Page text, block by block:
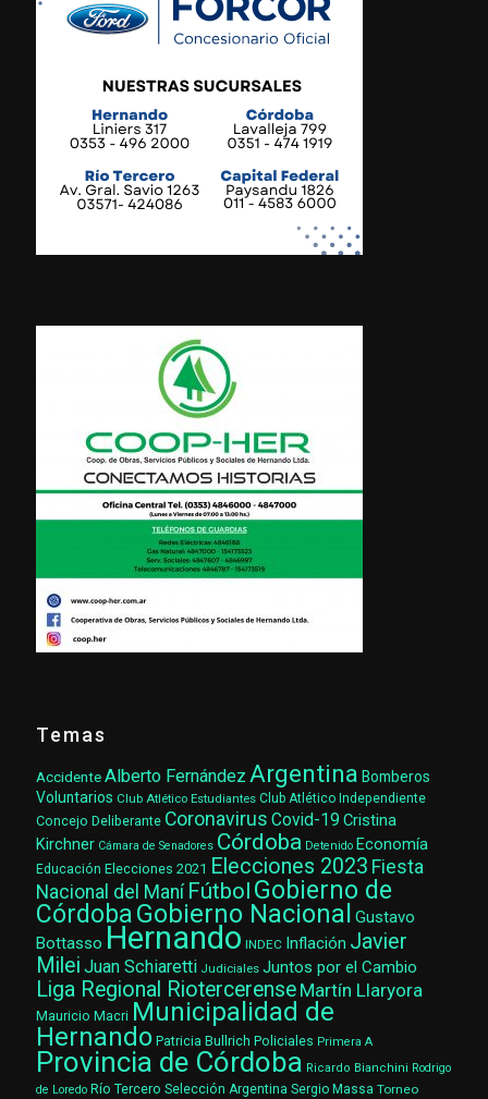
Temas
AccidenteAlberto Fernández Argentina Bomberos
Voluntarios Club Atlético Estudiantes Club Atlético Independiente
Concejo Deliberante Coronavirus Covid-19 Cristina
Kirchner Cámara de Senadores Córdoba Detenido Economía
Educación Elecciones 2021 Elecciones 2023 Fiesta
Nacional del Maní Fútbol Gobierno de
CórdobaGobierno Nacional Gustavo
Bottasso Hernando INDEC Inflación Javier
Milei Juan Schiaretti Judiciales Juntos por el Cambio
Liga Regional Riotercerense Martín Llaryora
Mauricio Macri Municipalidad de
Hernando Patricia Bullrich Policiales Primera A
Provincia de Córdoba Ricardo Bianchini Rodrigo
de Loredo Río Tercero Selección Argentina Sergio Massa Torneo